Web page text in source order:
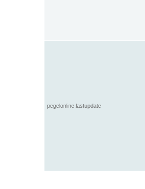
pegelonline.lastupdate